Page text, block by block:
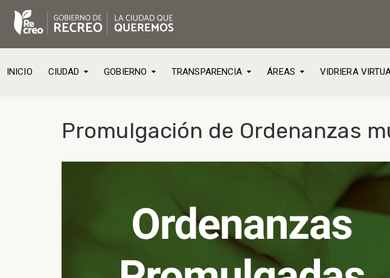
INICIO CIUDAD GOBIERNO TRANSPARENCIA ÁREAS VIDRIERA
Promulgación de Ordenanzas